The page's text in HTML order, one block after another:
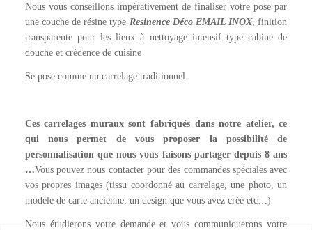
Nous vous conseillons impérativement de finaliser votre pose par
une couche de résine type Resinence Déco EMAIL INOX, finition
transparente pour les lieux à nettoyage intensif type cabine de
douche et crédence de cuisine
Se pose comme un carrelage traditionnel.
Ces carrelages muraux sont fabriqués dans notre atelier, ce
qui nous permet de vous proposer la possibilité de
personnalisation que nous vous faisons partager depuis 8 ans
…Vous pouvez nous contacter pour des commandes spéciales avec
vos propres images (tissu coordonné au carrelage, une photo, un
modèle de carte ancienne, un design que vous avez créé etc…)
Nous étudierons votre demande et vous communiquerons votre